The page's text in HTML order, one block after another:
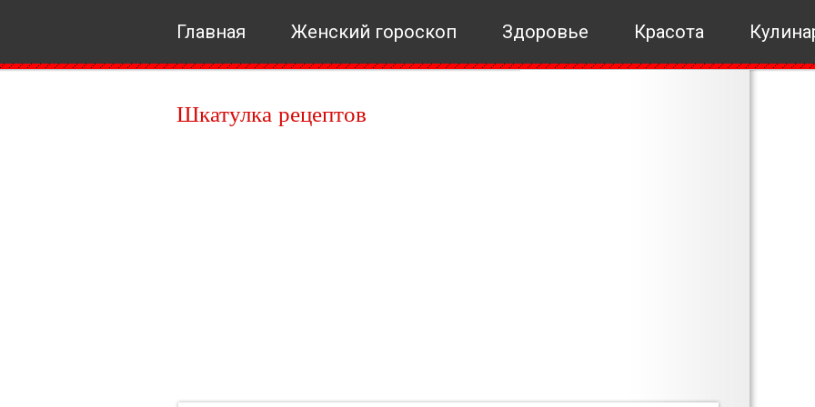
Главная Женский гороскоп Здоровье Красота
Шкатулка рецептов